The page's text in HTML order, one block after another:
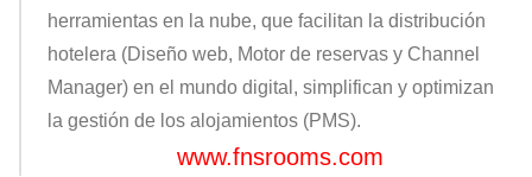
herramientas en la nube, que facilitan la distribución
hotelera (Diseño web, Motor de reservas y Channel
Manager) en el mundo digital, simplifican y optimizan
la gestión de los alojamientos (PMS).
www.fnsrooms.com